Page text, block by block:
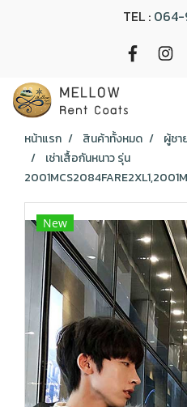
TEL : 064-
หน้าแรก สินค้าทั้งหมด ผู้ชา
เช่าเสื้อกันหนาว รุ่น
New